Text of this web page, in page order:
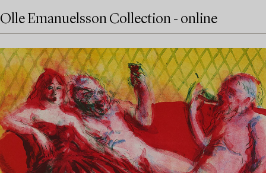
Olle Emanuelsson Collection - online